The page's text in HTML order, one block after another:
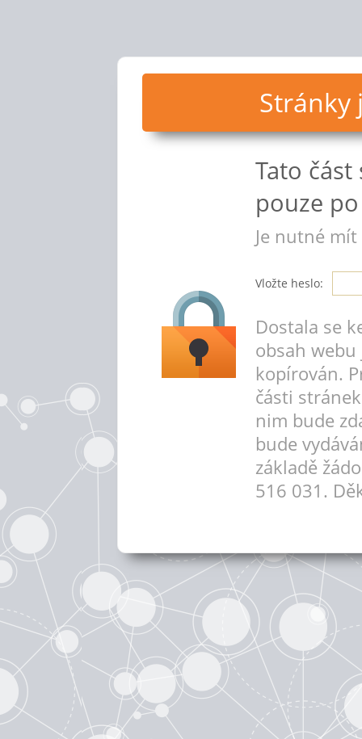
Stránky
Tato
pouze
Je nutné
Vložte heslo:
Dostala se
obsah webu
kopírován.
části
nim bude
bude
základě
516 031.